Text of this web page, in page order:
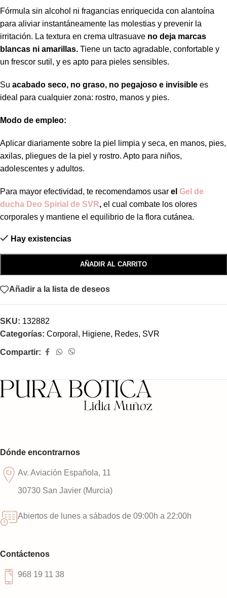
Fórmula sin alcohol ni fragancias enriquecida con alantoína
para aliviar instantáneamente las molestias y prevenir la
irritación. La textura en crema ultrasuave no deja marcas
blancas ni amarillas. Tiene un tacto agradable, confortable y
un frescor sutil, y es apto para pieles sensibles.
Su acabado seco, no graso, no pegajoso e invisible es
ideal para cualquier zona: rostro, manos y pies.
Modo de empleo:
Aplicar diariamente sobre la piel limpia y seca, en manos, pies,
axilas, pliegues de la piel y rostro. Apto para niños,
adolescentes y adultos.
Para mayor efectividad, te recomendamos usar el Gel de
ducha Deo Spirial de SVR, el cual combate los olores
corporales y mantiene el equilibrio de la flora cutánea.
Hay existencias
AÑADIR AL CARRITO
Añadir a la lista de deseos
SKU: 132882
Categorías: Corporal , Higiene, Redes, SVR
Compartir:
Dónde encontrarnos
Av. Aviación Española, 11
30730 San Javier (Murcia)
Abiertos de lunes a sábados de 09:00h a 22:00h
Contáctenos
968 19 11 38